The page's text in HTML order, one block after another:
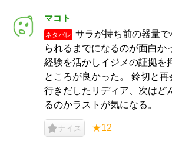
マコト
ネタバレ
サラが持ち前の器量
られるまでになるのが面白か
経験を活かしイジメの証拠を
ところが良かった。 鈴切と
行きだしたリディア、次はど
るのかラストが気になる。
ナイス ★12